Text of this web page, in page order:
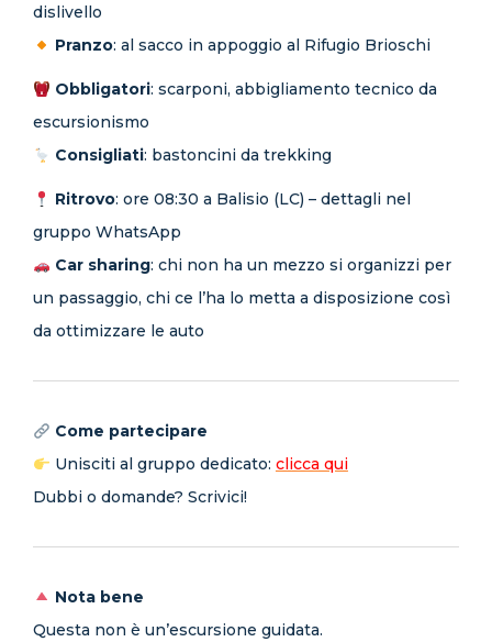
dislivello
Pranzo: al sacco in appoggio al Rifugio Brioschi
Obbligatori: scarponi, abbigliamento tecnico da
escursionismo
Consigliati: bastoncini da trekking
Ritrovo: ore 08:30 a Balisio (LC) – dettagli nel
gruppo WhatsApp
Car sharing: chi non ha un mezzo si organizzi per
un passaggio, chi ce l’ha lo metta a disposizione così
da ottimizzare le auto
Come partecipare
Unisciti al gruppo dedicato: clicca qui
Dubbi o domande? Scrivici!
Nota bene
Questa non è un’escursione guidata.